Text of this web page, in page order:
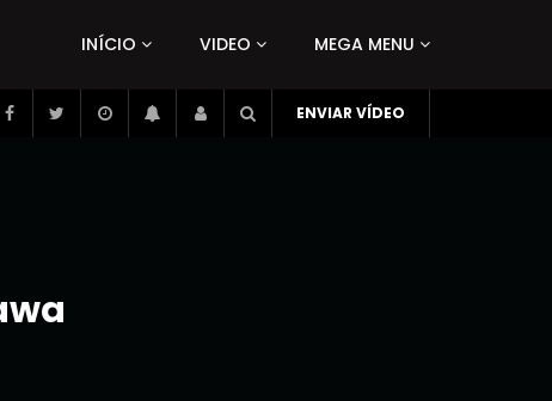
INÍCIO VIDEO MEGA MENU
ENVIAR VÍDEO